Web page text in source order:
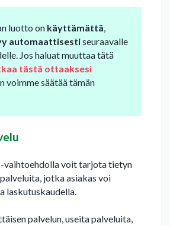
luotto on käyttämättä
automaattisestiseuraavalle
Jos haluat muuttaa tätä
tästä ottaaksesi
voimme säätää tämän
-vaihtoehdolla voit tarjota tietyn
jotka asiakas voi
laskutuskaudella.
palvelun, useita palveluita,